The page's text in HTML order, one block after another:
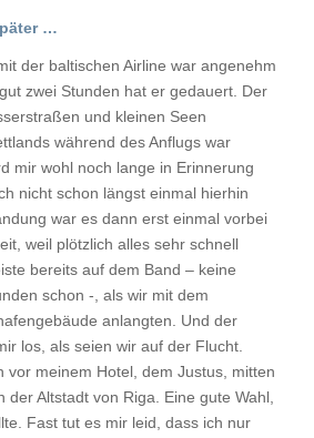
…
der baltischen Airline war angenehm
zwei Stunden hat er gedauert. Der
und kleinen Seen
während des Anflugs war
mir wohl noch lange in Erinnerung
nicht schon längst einmal hierhin
war es dann erst einmal vorbei
weil plötzlich alles sehr schnell
bereits auf dem Band – keine
schon -, als wir mit dem
anlangten. Und der
los, als seien wir auf der Flucht.
vor meinem Hotel, dem Justus, mitten
der Altstadt von Riga. Eine gute Wahl,
Fast tut es mir leid, dass ich nur